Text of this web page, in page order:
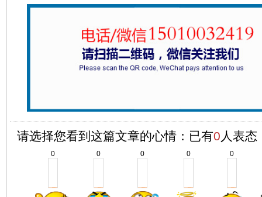
请选择您看到这篇文章的心情：已有0 人表态
0 0 0 0 0